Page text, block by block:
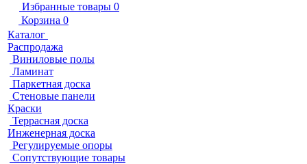
Избранные товары 0
Корзина 0
Каталог
Распродажа
Виниловые полы
Ламинат
Паркетная доска
Стеновые панели
Краски
Террасная доска
Инженерная доска
Регулируемые опоры
Сопутствующие товары